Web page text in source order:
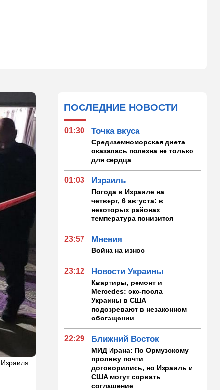
ПОСЛЕДНИЕ НОВОСТИ
01:30 Точка вкуса
Средиземноморская диета
оказалась полезна не только
для сердца
01:03 Израиль
Погода в Израиле на
четверг, 6 августа: в
некоторых районах
температура понизится
23:57 Мнения
Война на износ
23:12 Новости Украины
Квартиры, ремонт и
Mercedes: экс-посла
Украины в США
подозревают в незаконном
обогащении
22:29 Ближний Восток
МИД Ирана: По Ормузскому
проливу почти
договорились, но Израиль и
США могут сорвать
соглашение